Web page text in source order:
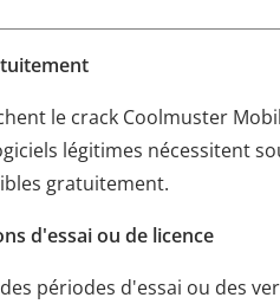
le crack Coolmuster
légitimes nécessitent
gratuitement.
d'essai ou de licence
périodes d'essai ou des